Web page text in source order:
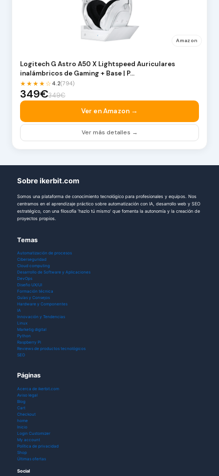
Amazon
Logitech G Astro A50 X Lightspeed Auriculares
inalámbricos de Gaming + Base | P…
★★★★☆ 4.2(794)
349€349€
Ver en Amazon →
Ver más detalles →
Sobre ikerbit.com
Somos una plataforma de conocimiento tecnológico para profesionales y equipos. Nos
centramos en el aprendizaje práctico sobre automatización con IA, desarrollo web y SEO
estratégico, con una filosofía 'hazlo tú mismo' que fomenta la autonomía y la creación de
proyectos propios.
Temas
Automatización de procesos
Ciberseguridad
Cloud computing
Desarrollo de Software y Aplicaciones
DevOps
Diseño UX/UI
Formación técnica
Guías y Consejos
Hardware y Componentes
IA
Innovación y Tendencias
Linux
Marketig digital
Python
Raspberry Pi
Reviews de productos tecnológicos
SEO
Páginas
Acerca de ikerbit.com
Aviso legal
Blog
Cart
Checkout
home
Inicio
Login Customizer
My account
Política de privacidad
Shop
Últimas ofertas
Social